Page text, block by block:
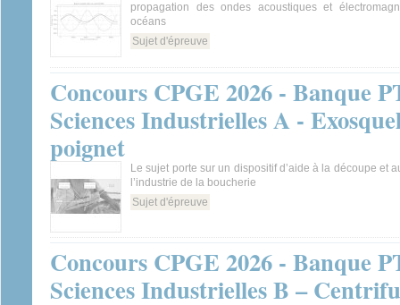
propagation des ondes acoustiques et
océans
Sujet d'épreuve
Concours CPGE 2026 - Banque
Sciences Industrielles A -
poignet
Le sujet porte sur un dispositif d’aide à la découpe et
l’industrie de la boucherie
Sujet d'épreuve
Concours CPGE 2026 - Banque
Sciences Industrielles B –